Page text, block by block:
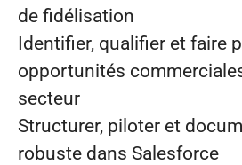
de fidélisation
Identifier, qualifier et faire
opportunités
secteur
Structurer, piloter et
robuste dans Salesforce